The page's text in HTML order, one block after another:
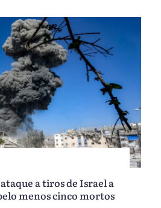
a tiros de Israel a
menos cinco mortos